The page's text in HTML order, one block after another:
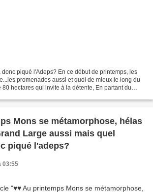
donc piqué l'Adeps? En ce début de printemps, les
promenades aussi et quoi de mieux le long du
80 hectares qui invite à la détente, En partant du
Mons se métamorphose, hélas
piqué l'adeps?
03:55